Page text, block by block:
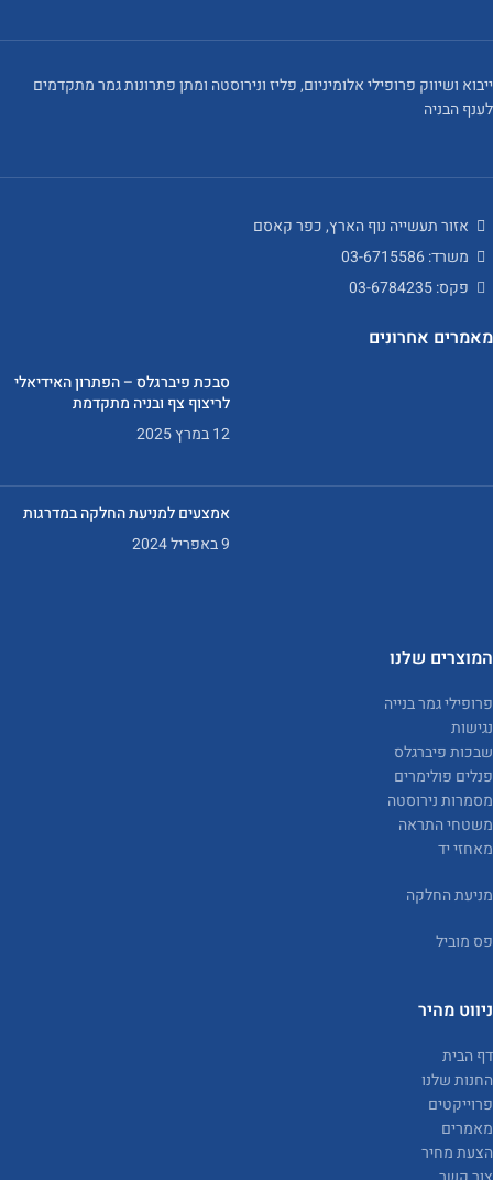
ייבוא ושיווק פרופילי אלומיניום, פליז ונירוסטה ומתן פתרונות גמר מתקדמים
לענף הבניה
אזור תעשייה נוף הארץ, כפר קאסם
משרד: 03-6715586
פקס: 03-6784235
מאמרים אחרונים
סבכת פיברגלס – הפתרון האידיאלי
לריצוף צף ובניה מתקדמת
12 במרץ 2025
אמצעים למניעת החלקה במדרגות
9 באפריל 2024
המוצרים שלנו
פרופילי גמר בנייה
נגישות
שבכות פיברגלס
פנלים פולימרים
מסמרות נירוסטה
משטחי התראה
מאחזי יד
מניעת החלקה
פס מוביל
ניווט מהיר
דף הבית
החנות שלנו
פרוייקטים
מאמרים
הצעת מחיר